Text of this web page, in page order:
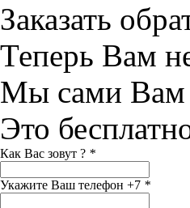
Заказать
Теперь Вам
Мы сами Вам
Это
Как Вас зовут ? *
Укажите Ваш телефон +7 *